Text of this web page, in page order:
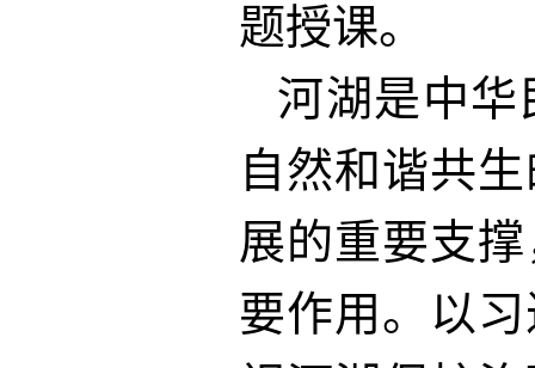
题授课。
河湖是中华
自然和谐共
展的重要支
要作用。以